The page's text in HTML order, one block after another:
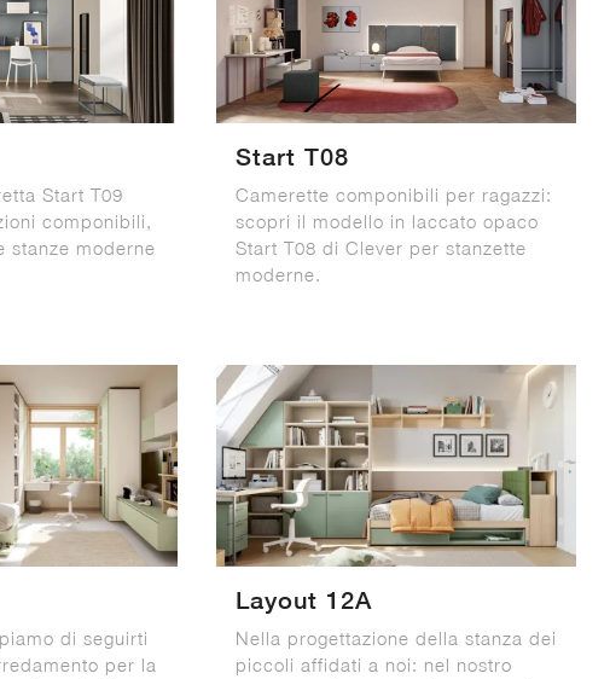
Start T09
componibili,
stanze moderne
Start T08
Camerette componibili per ragazzi:
scopri il modello in laccato opaco
Start T08 di Clever per stanzette
moderne.
di seguirti
per la
Layout 12A
Nella progettazione della stanza dei
piccoli affidati a noi: nel nostro